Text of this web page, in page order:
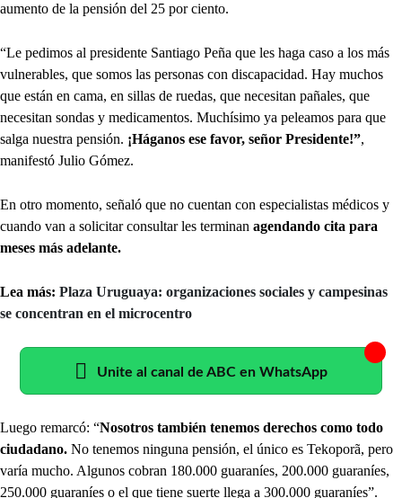
aumento de la pensión del 25 por ciento.
“Le pedimos al presidente Santiago Peña que les haga caso a los más
vulnerables, que somos las personas con discapacidad. Hay muchos
que están en cama, en sillas de ruedas, que necesitan pañales, que
necesitan sondas y medicamentos. Muchísimo ya peleamos para que
salga nuestra pensión. ¡Háganos ese favor, señor Presidente!”,
manifestó Julio Gómez.
En otro momento, señaló que no cuentan con especialistas médicos y
cuando van a solicitar consultar les terminan agendando cita para
meses más adelante.
Lea más: Plaza Uruguaya: organizaciones sociales y campesinas
se concentran en el microcentro
Unite al canal de ABC en WhatsApp
Luego remarcó: “Nosotros también tenemos derechos como todo
ciudadano. No tenemos ninguna pensión, el único es Tekoporã, pero
varía mucho. Algunos cobran 180.000 guaraníes, 200.000 guaraníes,
250.000 guaraníes o el que tiene suerte llega a 300.000 guaraníes”.